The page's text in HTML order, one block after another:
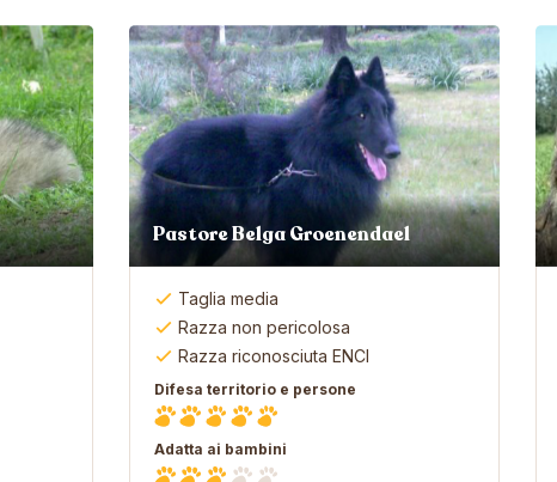
Pastore Belga Groenendael
Taglia media
Razza non pericolosa
Razza riconosciuta ENCI
Difesa territorio e persone
Adatta ai bambini